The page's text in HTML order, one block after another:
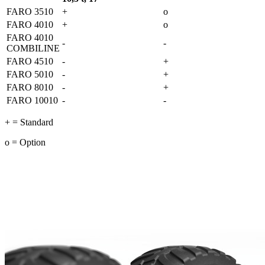
FARO 3510
+ o
FARO 4010
+ o
FARO 4010
COMBILINE
- -
FARO 4510
- +
FARO 5010
- +
FARO 8010
- +
FARO 10010 - -
+ = Standard
o = Option